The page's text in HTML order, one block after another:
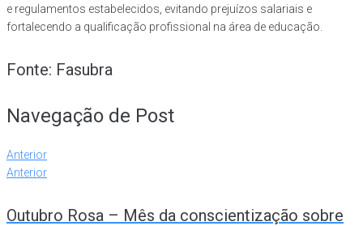
e regulamentos estabelecidos, evitando prejuízos salariais e
fortalecendo a qualificação profissional na área de educação.
Fonte: Fasubra
Navegação de Post
Anterior
Anterior
Outubro Rosa – Mês da conscientização sobre